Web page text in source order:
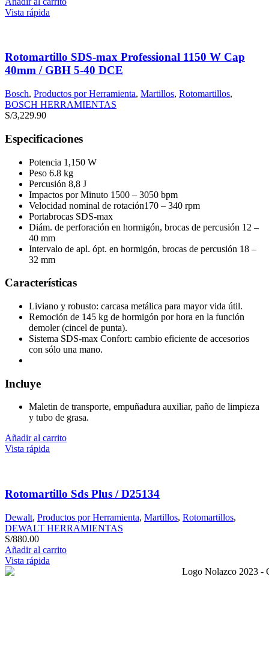
Vista rápida
Rotomartillo SDS-max Professional 1150 W Cap
40mm / GBH 5-40 DCE
Bosch, Productos por Herramienta, Martillos, Rotomartillos,
BOSCH HERRAMIENTAS
S/3,229.90
Especificaciones
Potencia 1,150 W
Peso 6.8 kg
Percusión 8,8 J
Impactos por Minuto 1500 – 3050 bpm
Velocidad nominal de rotación170 – 340 rpm
Portabrocas SDS-max
Diám. de perforación en hormigón, brocas de percusión 12 –
40 mm
Intervalo de apl. ópt. en hormigón, brocas de percusión 18 –
32 mm
Características
Liviano y robusto: carcasa metálica para mayor vida útil.
Remoción de 145 kg de hormigón por hora en la función
demoler (cincel de punta).
Sistema SDS-max Confort: cambio eficiente de accesorios
con sólo una mano.
Incluye
Maletin de transporte, empuñadura auxiliar, paño de limpieza
y tubo de grasa.
Añadir al carrito
Vista rápida
Rotomartillo Sds Plus / D25134
Dewalt, Productos por Herramienta, Martillos, Rotomartillos,
DEWALT HERRAMIENTAS
S/880.00
Añadir al carrito
Vista rápida